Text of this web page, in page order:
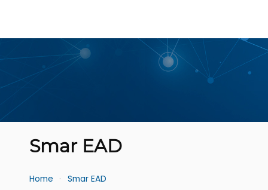
Smar EAD
Home Smar EAD